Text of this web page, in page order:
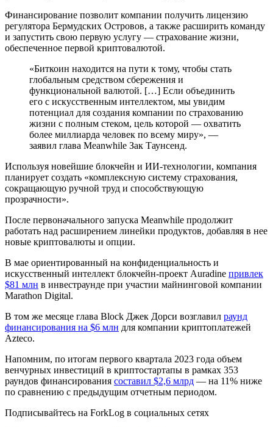
Финансирование позволит компании получить лицензию
регулятора Бермудских Островов, а также расширить команду
и запустить свою первую услугу — страхование жизни,
обеспеченное первой криптовалютой.
«Биткоин находится на пути к тому, чтобы стать
глобальным средством сбережения и
функциональной валютой. […] Если объединить
его с искусственным интеллектом, мы увидим
потенциал для создания компании по страхованию
жизни с полным стеком, цель которой — охватить
более миллиарда человек по всему миру», —
заявил глава Meanwhile Зак Таунсенд.
Используя новейшие блокчейн и ИИ-технологии, компания
планирует создать «комплексную систему страхования,
сокращающую ручной труд и способствующую
прозрачности».
После первоначального запуска Meanwhile продолжит
работать над расширением линейки продуктов, добавляя в нее
новые криптовалюты и опции.
В мае ориентированный на конфиденциальность и
искусственный интеллект блокчейн-проект Auradine привлек
$81 млн в инвестраунде при участии майнинговой компании
Marathon Digital.
В том же месяце глава Block Джек Дорси возглавил раунд
финансирования на $6 млн для компании криптоплатежей
Azteco.
Напомним, по итогам первого квартала 2023 года объем
венчурных инвестиций в криптостартапы в рамках 353
раундов финансирования составил $2,6 млрд — на 11% ниже
по сравнению с предыдущим отчетным периодом.
Подписывайтесь на ForkLog в социальных сетях